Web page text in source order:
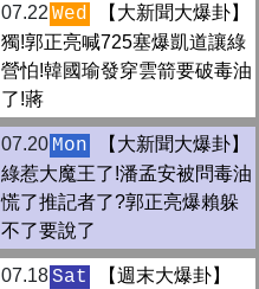
07.22 Wed
【大新聞大爆卦】
獨!郭正亮喊725塞爆凱道讓綠
營怕!韓國瑜發穿雲箭要破毒油
了!蔣
07.20 Mon
【大新聞大爆卦】
綠惹大魔王了!潘孟安被問毒油
慌了推記者了?郭正亮爆賴躲
不了要說了
07.18Sat
【週末大爆卦】